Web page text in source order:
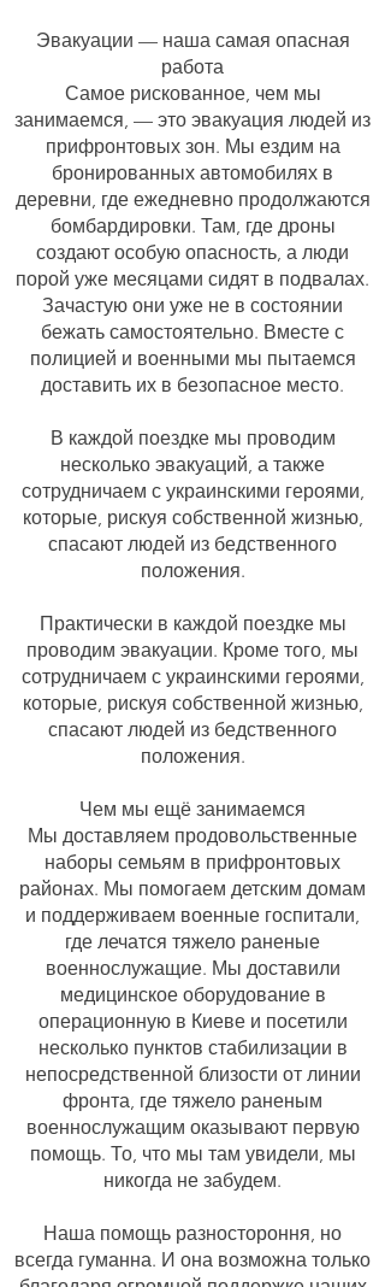
Эвакуации — наша самая опасная
работа
Самое рискованное, чем мы
занимаемся, — это эвакуация людей из
прифронтовых зон. Мы ездим на
бронированных автомобилях в
деревни, где ежедневно продолжаются
бомбардировки. Там, где дроны
создают особую опасность, а люди
порой уже месяцами сидят в подвалах.
Зачастую они уже не в состоянии
бежать самостоятельно. Вместе с
полицией и военными мы пытаемся
доставить их в безопасное место.
В каждой поездке мы проводим
несколько эвакуаций, а также
сотрудничаем с украинскими героями,
которые, рискуя собственной жизнью,
спасают людей из бедственного
положения.
Практически в каждой поездке мы
проводим эвакуации. Кроме того, мы
сотрудничаем с украинскими героями,
которые, рискуя собственной жизнью,
спасают людей из бедственного
положения.
​Чем мы ещё занимаемся
Мы доставляем продовольственные
наборы семьям в прифронтовых
районах. Мы помогаем детским домам
и поддерживаем военные госпитали,
где лечатся тяжело раненые
военнослужащие. Мы доставили
медицинское оборудование в
операционную в Киеве и посетили
несколько пунктов стабилизации в
непосредственной близости от линии
фронта, где тяжело раненым
военнослужащим оказывают первую
помощь. То, что мы там увидели, мы
никогда не забудем.
Наша помощь разностороння, но
всегда гуманна. И она возможна только